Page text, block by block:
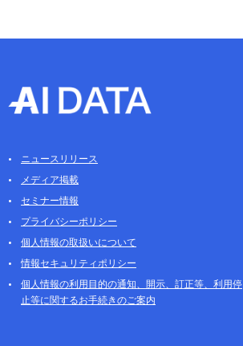
ニュースリリース
メディア掲載
セミナー情報
プライバシーポリシー
個人情報の取扱いについて
情報セキュリティポリシー
個人情報の利用目的の通知、開示、訂正等、利用停
止等に関するお手続きのご案内